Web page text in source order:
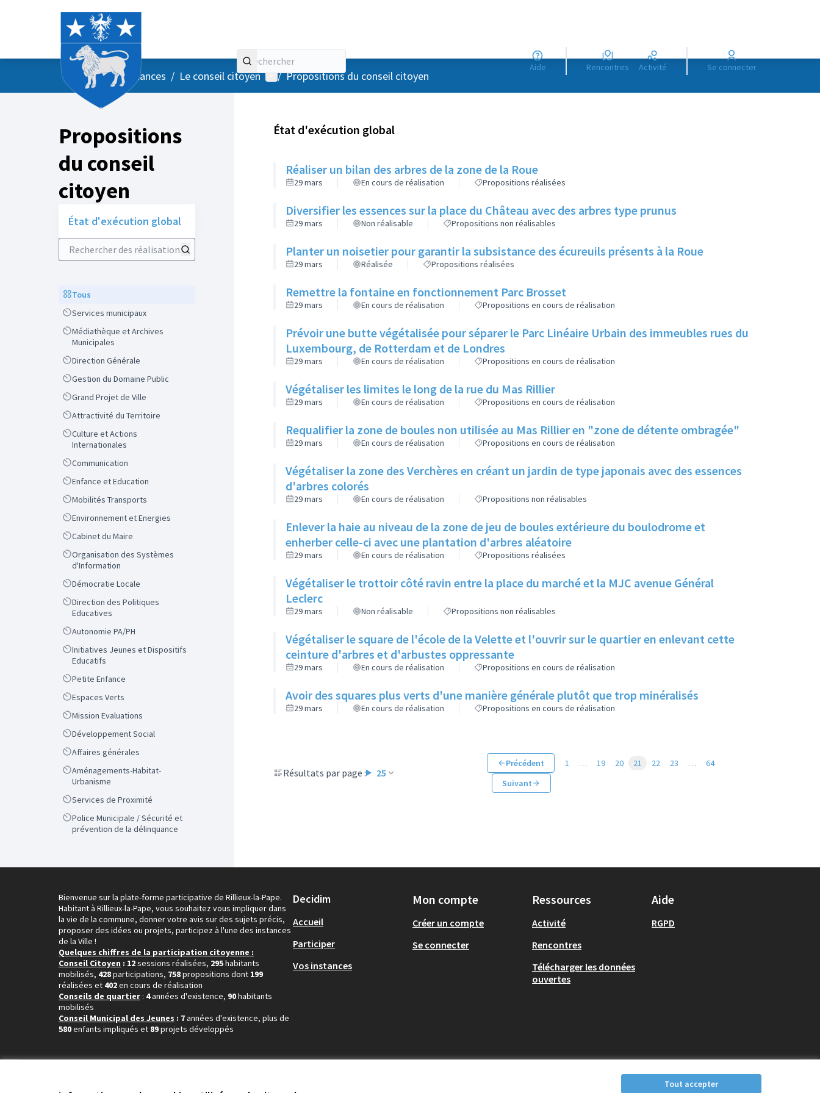
Tout accepter
Aide Rencontres Activité Se connecter
AccueilMenu principal
/ Vos instances / Le conseil citoyen Menu utilisateur
/ Propositions du conseil citoyen
Propositions
du conseil
citoyen
État d'exécution global
Rechercher des réalisations
ScopeTous
ScopeServices municipaux
Scope
Médiathèque et Archives
Municipales
ScopeDirection Générale
ScopeGestion du Domaine Public
ScopeGrand Projet de Ville
ScopeAttractivité du Territoire
Scope
Culture et Actions
Internationales
ScopeCommunication
ScopeEnfance et Education
ScopeMobilités Transports
ScopeEnvironnement et Energies
ScopeCabinet du Maire
Scope
Organisation des Systèmes
d'Information
ScopeDémocratie Locale
Scope
Direction des Politiques
Educatives
ScopeAutonomie PA/PH
Scope
Initiatives Jeunes et Dispositifs
Educatifs
ScopePetite Enfance
ScopeEspaces Verts
ScopeMission Evaluations
ScopeDéveloppement Social
ScopeAffaires générales
Scope
Aménagements-Habitat-
Urbanisme
ScopeServices de Proximité
Scope
Police Municipale / Sécurité et
prévention de la délinquance
État d'exécution global
Réaliser un bilan des arbres de la zone de la Roue
29 mars En cours de réalisation Propositions réalisées
Diversifier les essences sur la place du Château avec des arbres type prunus
29 mars Non réalisable Propositions non réalisables
Planter un noisetier pour garantir la subsistance des écureuils présents à la Roue
29 mars Réalisée Propositions réalisées
Remettre la fontaine en fonctionnement Parc Brosset
29 mars En cours de réalisation Propositions en cours de réalisation
Prévoir une butte végétalisée pour séparer le Parc Linéaire Urbain des immeubles rues du
Luxembourg, de Rotterdam et de Londres
29 mars En cours de réalisation Propositions en cours de réalisation
Végétaliser les limites le long de la rue du Mas Rillier
29 mars En cours de réalisation Propositions en cours de réalisation
Requalifier la zone de boules non utilisée au Mas Rillier en "zone de détente ombragée"
29 mars En cours de réalisation Propositions en cours de réalisation
Végétaliser la zone des Verchères en créant un jardin de type japonais avec des essences
d'arbres colorés
29 mars En cours de réalisation Propositions non réalisables
Enlever la haie au niveau de la zone de jeu de boules extérieure du boulodrome et
enherber celle-ci avec une plantation d'arbres aléatoire
29 mars En cours de réalisation Propositions réalisées
Végétaliser le trottoir côté ravin entre la place du marché et la MJC avenue Général
Leclerc
29 mars Non réalisable Propositions non réalisables
Végétaliser le square de l'école de la Velette et l'ouvrir sur le quartier en enlevant cette
ceinture d'arbres et d'arbustes oppressante
29 mars En cours de réalisation Propositions en cours de réalisation
Avoir des squares plus verts d'une manière générale plutôt que trop minéralisés
29 mars En cours de réalisation Propositions en cours de réalisation
Résultats par page : 25
Précédent 1 … 19 20 21 22 23 …
64
Suivant
Bienvenue sur la plate-forme participative de Rillieux-la-Pape.
Habitant à Rillieux-la-Pape, vous souhaitez vous impliquer dans
la vie de la commune, donner votre avis sur des sujets précis,
proposer des idées ou projets, participez à l'une des instances
de la Ville !
Quelques chiffres de la participation citoyenne :
Conseil Citoyen : 12sessions réalisées, 295habitants
mobilisés, 428participations, 758propositions dont 199
réalisées et 402en cours de réalisation
Conseils de quartier : 4années d'existence, 90habitants
mobilisés
Conseil Municipal des Jeunes : 7années d'existence, plus de
580enfants impliqués et 89projets développés
Decidim
Accueil
Participer
Vos instances
Mon compte
Créer un compte
Se connecter
Ressources
Activité
Rencontres
Télécharger les données
ouvertes
Aide
RGPD